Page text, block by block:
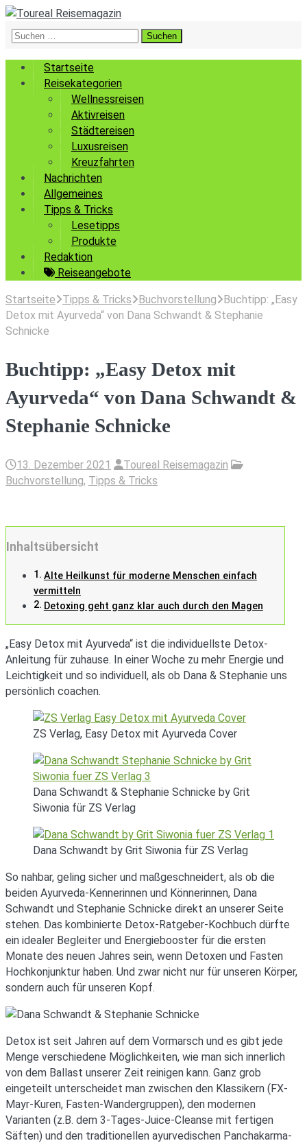
Suchen
Startseite
Reisekategorien
Wellnessreisen
Aktivreisen
Städtereisen
Luxusreisen
Kreuzfahrten
Nachrichten
Allgemeines
Tipps & Tricks
Lesetipps
Produkte
Redaktion
Reiseangebote
Startseite Tipps & Tricks Buchvorstellung
Buchtipp: „Easy
Detox mit Ayurveda“ von Dana Schwandt & Stephanie
Schnicke
Buchtipp: „Easy Detox mit
Ayurveda“ von Dana Schwandt &
Stephanie Schnicke
13. Dezember 2021
Toureal Reisemagazin
Buchvorstellung, Tipps & Tricks
Inhaltsübersicht
Alte Heilkunst für moderne Menschen einfach
vermitteln
Detoxing geht ganz klar auch durch den Magen
„Easy Detox mit Ayurveda“ ist die individuellste Detox-
Anleitung für zuhause. In einer Woche zu mehr Energie und
Leichtigkeit und so individuell, als ob Dana & Stephanie uns
persönlich coachen.
ZS Verlag, Easy Detox mit Ayurveda Cover
Dana Schwandt & Stephanie Schnicke by Grit
Siwonia für ZS Verlag
Dana Schwandt by Grit Siwonia für ZS Verlag
So nahbar, geling sicher und maßgeschneidert, als ob die
beiden Ayurveda-Kennerinnen und Könnerinnen, Dana
Schwandt und Stephanie Schnicke direkt an unserer Seite
stehen. Das kombinierte Detox-Ratgeber-Kochbuch dürfte
ein idealer Begleiter und Energiebooster für die ersten
Monate des neuen Jahres sein, wenn Detoxen und Fasten
Hochkonjunktur haben. Und zwar nicht nur für unseren Körper,
sondern auch für unseren Kopf.
Detox ist seit Jahren auf dem Vormarsch und es gibt jede
Menge verschiedene Möglichkeiten, wie man sich innerlich
von dem Ballast unserer Zeit reinigen kann. Ganz grob
eingeteilt unterscheidet man zwischen den Klassikern (FX-
Mayr-Kuren, Fasten-Wandergruppen), den modernen
Varianten (z.B. dem 3-Tages-Juice-Cleanse mit fertigen
Säften) und den traditionellen ayurvedischen Panchakarma-